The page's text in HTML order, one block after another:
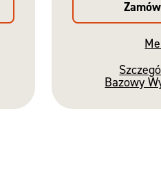
Bazowy